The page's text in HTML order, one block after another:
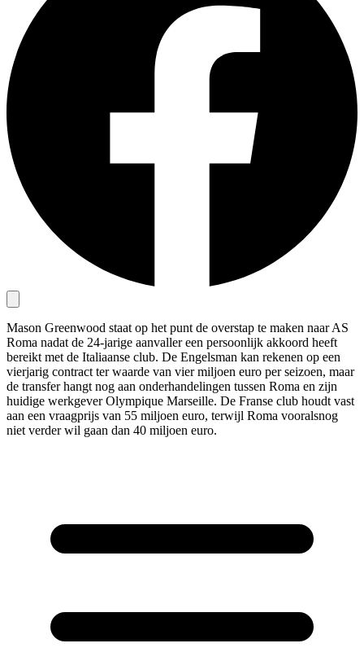
Mason Greenwood staat op het punt de overstap te maken naar AS
Roma nadat de 24-jarige aanvaller een persoonlijk akkoord heeft
bereikt met de Italiaanse club. De Engelsman kan rekenen op een
vierjarig contract ter waarde van vier miljoen euro per seizoen, maar
de transfer hangt nog aan onderhandelingen tussen Roma en zijn
huidige werkgever Olympique Marseille. De Franse club houdt vast
aan een vraagprijs van 55 miljoen euro, terwijl Roma vooralsnog
niet verder wil gaan dan 40 miljoen euro.